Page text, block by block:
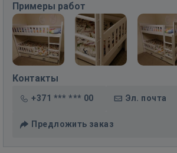
Примеры работ
Контакты
+371 *** *** 00 Эл. почта
Предложить заказ